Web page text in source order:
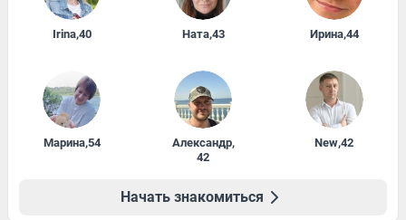
Irina,40 Ната,43 Ирина,44
Марина,54 Александр,
42
New,42
Начать знакомиться